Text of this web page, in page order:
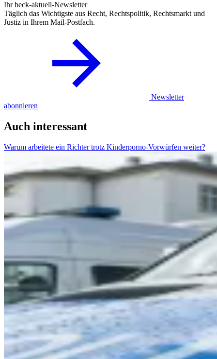
Ihr beck-aktuell-Newsletter
Täglich das Wichtigste aus Recht, Rechtspolitik, Rechtsmarkt und
Justiz in Ihrem Mail-Postfach.
Newsletter
abonnieren
Auch interessant
Warum arbeitete ein Richter trotz Kinderporno-Vorwürfen weiter?